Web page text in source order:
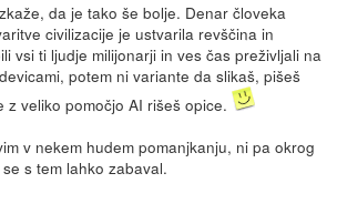
da je tako še bolje. Denar človeka
civilizacije je ustvarila revščina in
vsi ti ljudje milijonarji in ves čas preživljali na
potem ni variante da slikaš, pišeš
z veliko pomočjo AI rišeš opice.
v nekem hudem pomanjkanju, ni pa okrog
s tem lahko zabaval.